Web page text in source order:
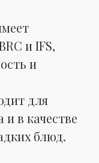
и IFS,
и
для
и в качестве
блюд.